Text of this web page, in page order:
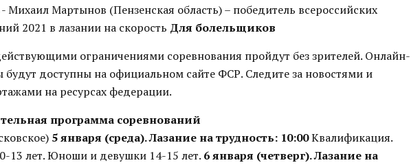
Михаил Мартынов (Пензенская область) – победитель всероссийских
2021 в лазании на скорость Для болельщиков
ограничениями соревнования пройдут без зрителей. Онлайн-
будут доступны на официальном сайте ФСР. Следите за новостями и
на ресурсах федерации.
программа соревнований
5 января (среда). Лазание на трудность: 10:00Квалификация.
13 лет. Юноши и девушки 14-15 лет. 6 января (четверг). Лазание на